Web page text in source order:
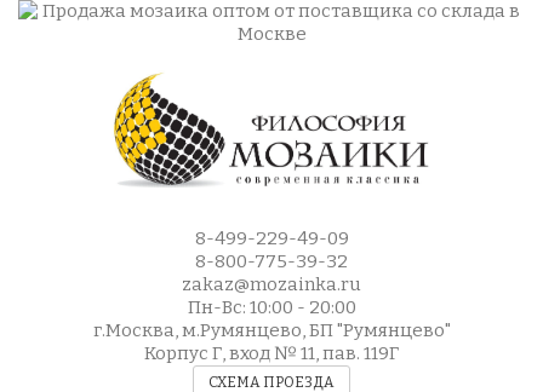
8-499-229-49-09
8-800-775-39-32
zakaz@mozainka.ru
Пн-Вс: 10:00 - 20:00
г.Москва, м.Румянцево, БП "Румянцево"
Корпус Г, вход № 11, пав. 119Г
СХЕМА ПРОЕЗДА